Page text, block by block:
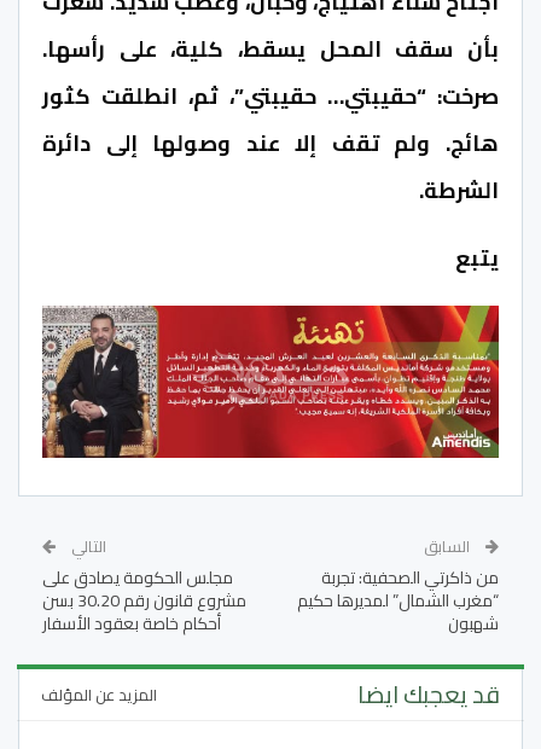
بأن سقف المحل يسقط، كلية، على رأسها.
صرخت: “حقيبتي… حقيبتي”، ثم، انطلقت كثور
هائج. ولم تقف إلا عند وصولها إلى دائرة
الشرطة.
يتبع
السابق
من ذاكرتي الصحفية: تجربة
“مغرب الشمال” لمديرها حكيم
شهبون
التالي
مجلس الحكومة يصادق على
مشروع قانون رقم 30.20 بسن
أحكام خاصة بعقود الأسفار
قد يعجبك ايضا المزيد عن المؤلف